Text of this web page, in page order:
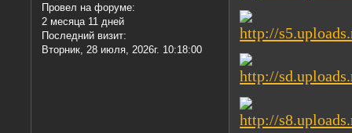
Провел на форуме:
2 месяца 11 дней
Последний визит:
Вторник, 28 июля, 2026г. 10:18:00